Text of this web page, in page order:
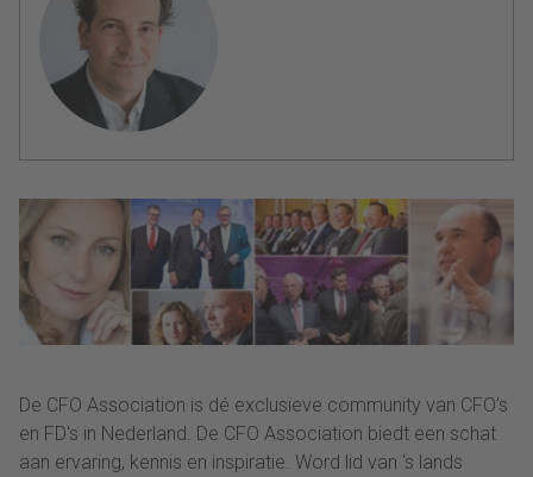
De CFO Association is dé exclusieve community van CFO's
en FD's in Nederland. De CFO Association biedt een schat
aan ervaring, kennis en inspiratie. Word lid van ‘s lands